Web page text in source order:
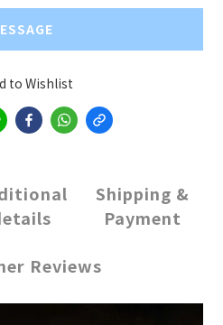
to Wishlist
Shipping &
Payment
Reviews